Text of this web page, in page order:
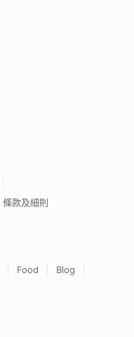
條款及細則
Food
Blog